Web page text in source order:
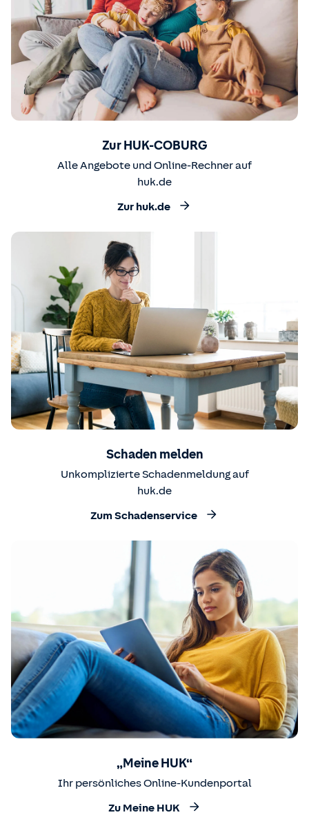
Zur HUK-COBURG
Alle Angebote und Online-Rechner auf
huk.de
Zur huk.de
Schaden melden
Unkomplizierte Schadenmeldung auf
huk.de
Zum Schadenservice
„Meine HUK“
Ihr persönliches Online-Kundenportal
Zu Meine HUK